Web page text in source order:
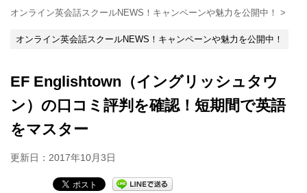
オンライン英会話スクールNEWS！キャンペーンや魅力を公開中！
>
オンライン英会話スクールNEWS！キャンペーンや魅力を公開中！
EF Englishtown（イングリッシュタウ
ン）の口コミ評判を確認！短期間で英語
をマスター
更新日： 2017年10月3日